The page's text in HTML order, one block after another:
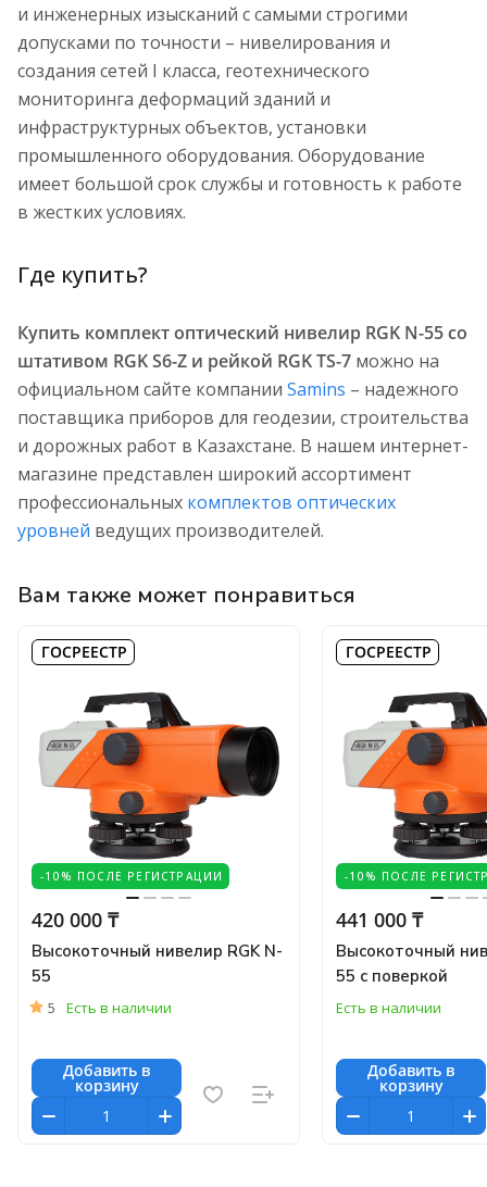
и инженерных изысканий с самыми строгими
допусками по точности – нивелирования и
создания сетей I класса, геотехнического
мониторинга деформаций зданий и
инфраструктурных объектов, установки
промышленного оборудования. Оборудование
имеет большой срок службы и готовность к работе
в жестких условиях.
Где купить?
Купить комплект оптический нивелир RGK N-55 со
штативом RGK S6-Z и рейкой RGK TS-7 можно на
официальном сайте компании Samins – надежного
поставщика приборов для геодезии, строительства
и дорожных работ в Казахстане. В нашем интернет-
магазине представлен широкий ассортимент
профессиональных комплектов оптических
уровней ведущих производителей.
Вам также может понравиться
-10% ПОСЛЕ РЕГИСТРАЦИИ
ГОСРЕЕСТР
420 000 ₸
Высокоточный нивелир RGK N-
55
5 Есть в наличии
Добавить в
корзину
-10% ПОСЛЕ
ГОСРЕЕСТР
441 000 ₸
Высокоточный
55 с поверкой
Есть в наличии
Добавить в
корзину